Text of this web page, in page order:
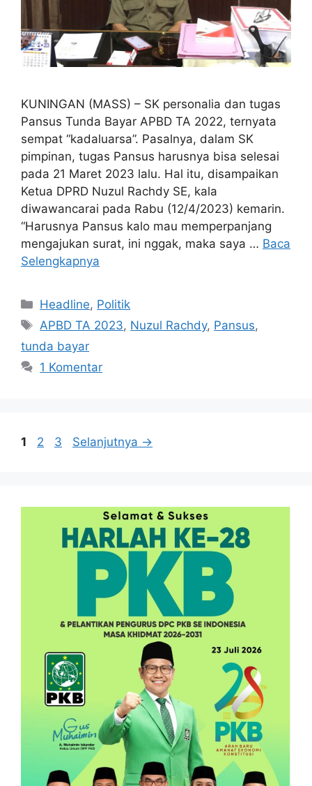
KUNINGAN (MASS) – SK personalia dan tugas
Pansus Tunda Bayar APBD TA 2022, ternyata
sempat “kadaluarsa”. Pasalnya, dalam SK
pimpinan, tugas Pansus harusnya bisa selesai
pada 21 Maret 2023 lalu. Hal itu, disampaikan
Ketua DPRD Nuzul Rachdy SE, kala
diwawancarai pada Rabu (12/4/2023) kemarin.
“Harusnya Pansus kalo mau memperpanjang
mengajukan surat, ini nggak, maka saya … Baca
Selengkapnya
Kategori
Headline, Politik
Tag
APBD TA 2023, Nuzul Rachdy, Pansus,
tunda bayar
1 Komentar
Halaman
1 Halaman
2 Halaman
3 Selanjutnya →